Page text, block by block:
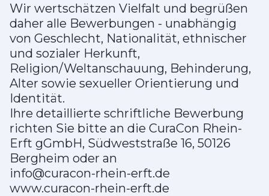
Wir wertschätzen Vielfalt und begrüßen
daher alle Bewerbungen - unabhängig
von Geschlecht, Nationalität, ethnischer
und sozialer Herkunft,
Religion/Weltanschauung, Behinderung,
Alter sowie sexueller Orientierung und
Identität.
Ihre detaillierte schriftliche Bewerbung
richten Sie bitte an die CuraCon Rhein-
Erft gGmbH, Südweststraße 16, 50126
Bergheim oder an
info@curacon-rhein-erft.de
www.curacon-rhein-erft.de